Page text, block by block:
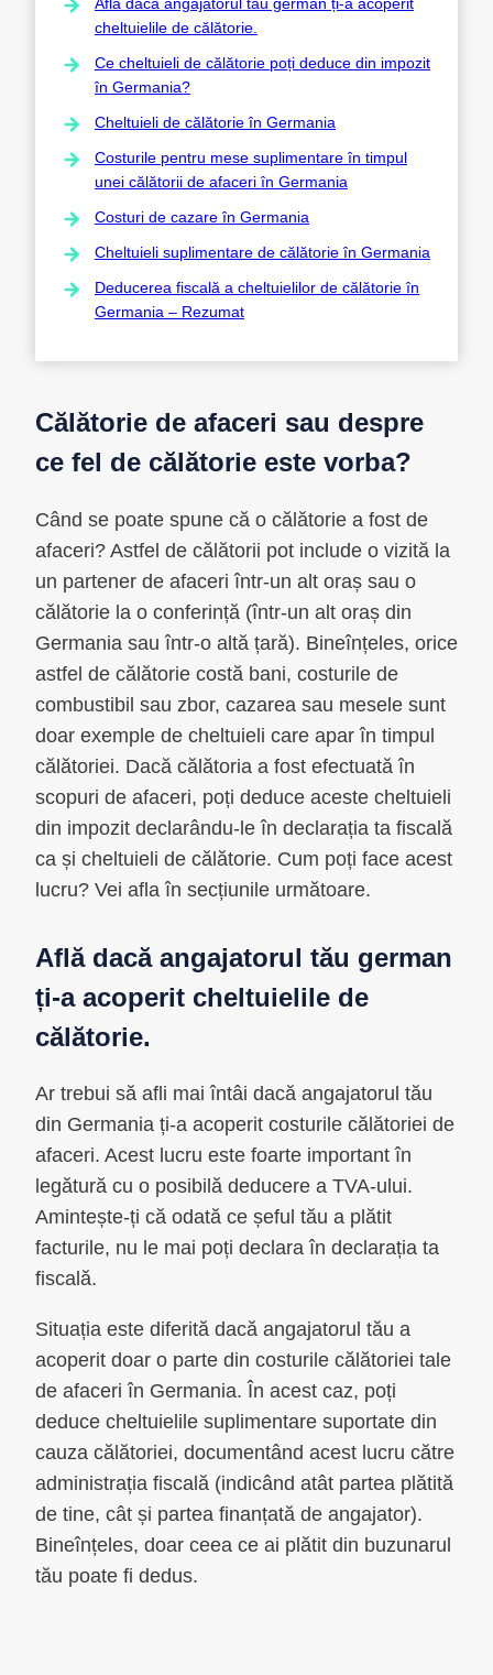
cheltuielile de călătorie.
Ce cheltuieli de călătorie poți deduce din impozit
în Germania?
Cheltuieli de călătorie în Germania
Costurile pentru mese suplimentare în timpul
unei călătorii de afaceri în Germania
Costuri de cazare în Germania
Cheltuieli suplimentare de călătorie în Germania
Deducerea fiscală a cheltuielilor de călătorie în
Germania – Rezumat
Călătorie de afaceri sau despre
ce fel de călătorie este vorba?
Când se poate spune că o călătorie a fost de
afaceri? Astfel de călătorii pot include o vizită la
un partener de afaceri într-un alt oraș sau o
călătorie la o conferință (într-un alt oraș din
Germania sau într-o altă țară). Bineînțeles, orice
astfel de călătorie costă bani, costurile de
combustibil sau zbor, cazarea sau mesele sunt
doar exemple de cheltuieli care apar în timpul
călătoriei. Dacă călătoria a fost efectuată în
scopuri de afaceri, poți deduce aceste cheltuieli
din impozit declarându-le în declarația ta fiscală
ca și cheltuieli de călătorie. Cum poți face acest
lucru? Vei afla în secțiunile următoare.
Află dacă angajatorul tău german
ți-a acoperit cheltuielile de
călătorie.
Ar trebui să afli mai întâi dacă angajatorul tău
din Germania ți-a acoperit costurile călătoriei de
afaceri. Acest lucru este foarte important în
legătură cu o posibilă deducere a TVA-ului.
Amintește-ți că odată ce șeful tău a plătit
facturile, nu le mai poți declara în declarația ta
fiscală.
Situația este diferită dacă angajatorul tău a
acoperit doar o parte din costurile călătoriei tale
de afaceri în Germania. În acest caz, poți
deduce cheltuielile suplimentare suportate din
cauza călătoriei, documentând acest lucru către
administrația fiscală (indicând atât partea plătită
de tine, cât și partea finanțată de angajator).
Bineînțeles, doar ceea ce ai plătit din buzunarul
tău poate fi dedus.